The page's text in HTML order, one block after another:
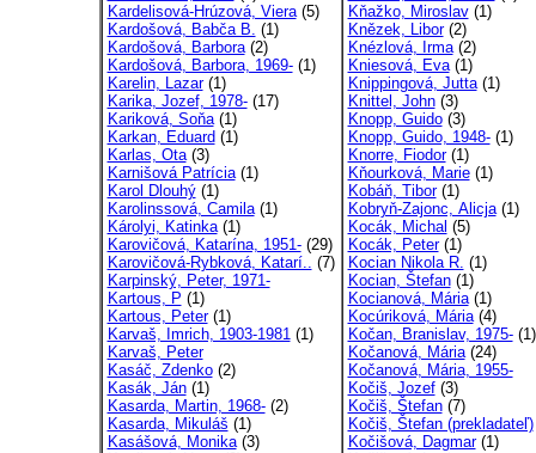
Kardelisová-Hrúzová, Viera(5)
Kardošová, Babča B. (1)
Kardošová, Barbora(2)
Kardošová, Barbora, 1969-(1)
Karelin, Lazar(1)
Karika, Jozef, 1978-(17)
Kariková, Soňa(1)
Karkan, Eduard (1)
Karlas, Ota(3)
Karnišová Patrícia(1)
Karol Dlouhý(1)
Karolinssová, Camila(1)
Károlyi, Katinka(1)
Karovičová, Katarína, 1951-(29)
Karovičová-Rybková, Katarí.. (7)
Karpinský, Peter, 1971-
Kartous, P (1)
Kartous, Peter(1)
Karvaš, Imrich, 1903-1981(1)
Karvaš, Peter
Kasáč, Zdenko(2)
Kasák, Ján(1)
Kasarda, Martin, 1968-(2)
Kasarda, Mikuláš (1)
Kasášová, Monika(3)
Kňažko, Miroslav(1)
Knězek, Libor(2)
Knézlová, Irma(2)
Kniesová, Eva(1)
Knippingová, Jutta(1)
Knittel, John(3)
Knopp, Guido(3)
Knopp, Guido, 1948-(1)
Knorre, Fiodor(1)
Kňourková, Marie(1)
Kobáň, Tibor(1)
Kobryň-Zajonc, Alicja(1)
Kocák, Michal (5)
Kocák, Peter(1)
Kocian Nikola R. (1)
Kocian, Štefan(1)
Kocianová, Mária(1)
Kocúriková, Mária(4)
Kočan, Branislav, 1975-(1)
Kočanová, Mária(24)
Kočanová, Mária, 1955-
Kočiš, Jozef(3)
Kočiš, Štefan(7)
Kočiš, Štefan (prekladateľ)
Kočišová, Dagmar(1)